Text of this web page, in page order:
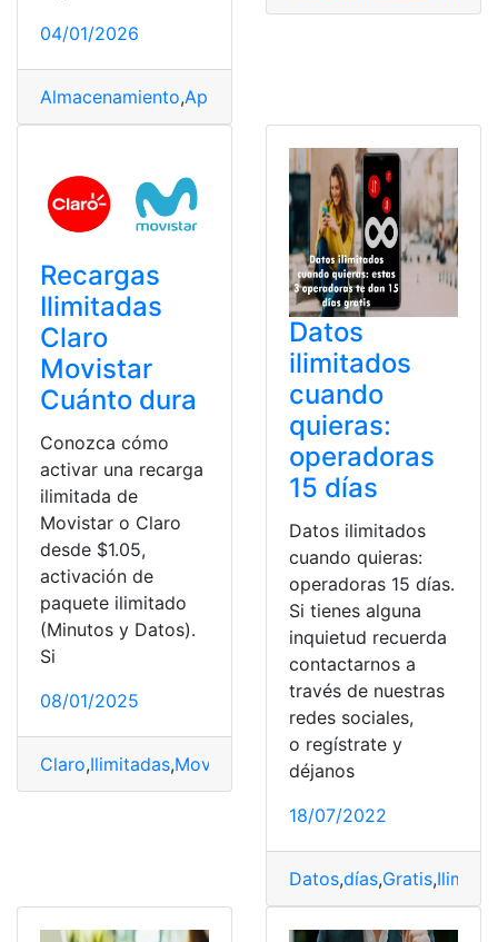
04/01/2026
Almacenamiento,Aplicación
Recargas
Ilimitadas
Claro
Movistar
Cuánto dura
Conozca cómo
activar una recarga
ilimitada de
Movistar o Claro
desde $1.05,
activación de
paquete ilimitado
(Minutos y Datos).
Si
08/01/2025
Claro,Ilimitadas,Movistar recargas
Datos
ilimitados
cuando
quieras:
operadoras
15 días
Datos ilimitados
cuando quieras:
operadoras 15 días.
Si tienes alguna
inquietud recuerda
contactarnos a
través de nuestras
redes sociales,
o regístrate y
déjanos
18/07/2022
Datos,días,Gratis,